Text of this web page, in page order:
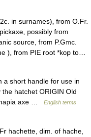
in surnames), from O.Fr.
possibly from
source, from P.Gmc.
), from PIE root *kop to…
short handle for use in
hatchet ORIGIN Old
hapia axe …
English terms
hachette, dim. of hache,